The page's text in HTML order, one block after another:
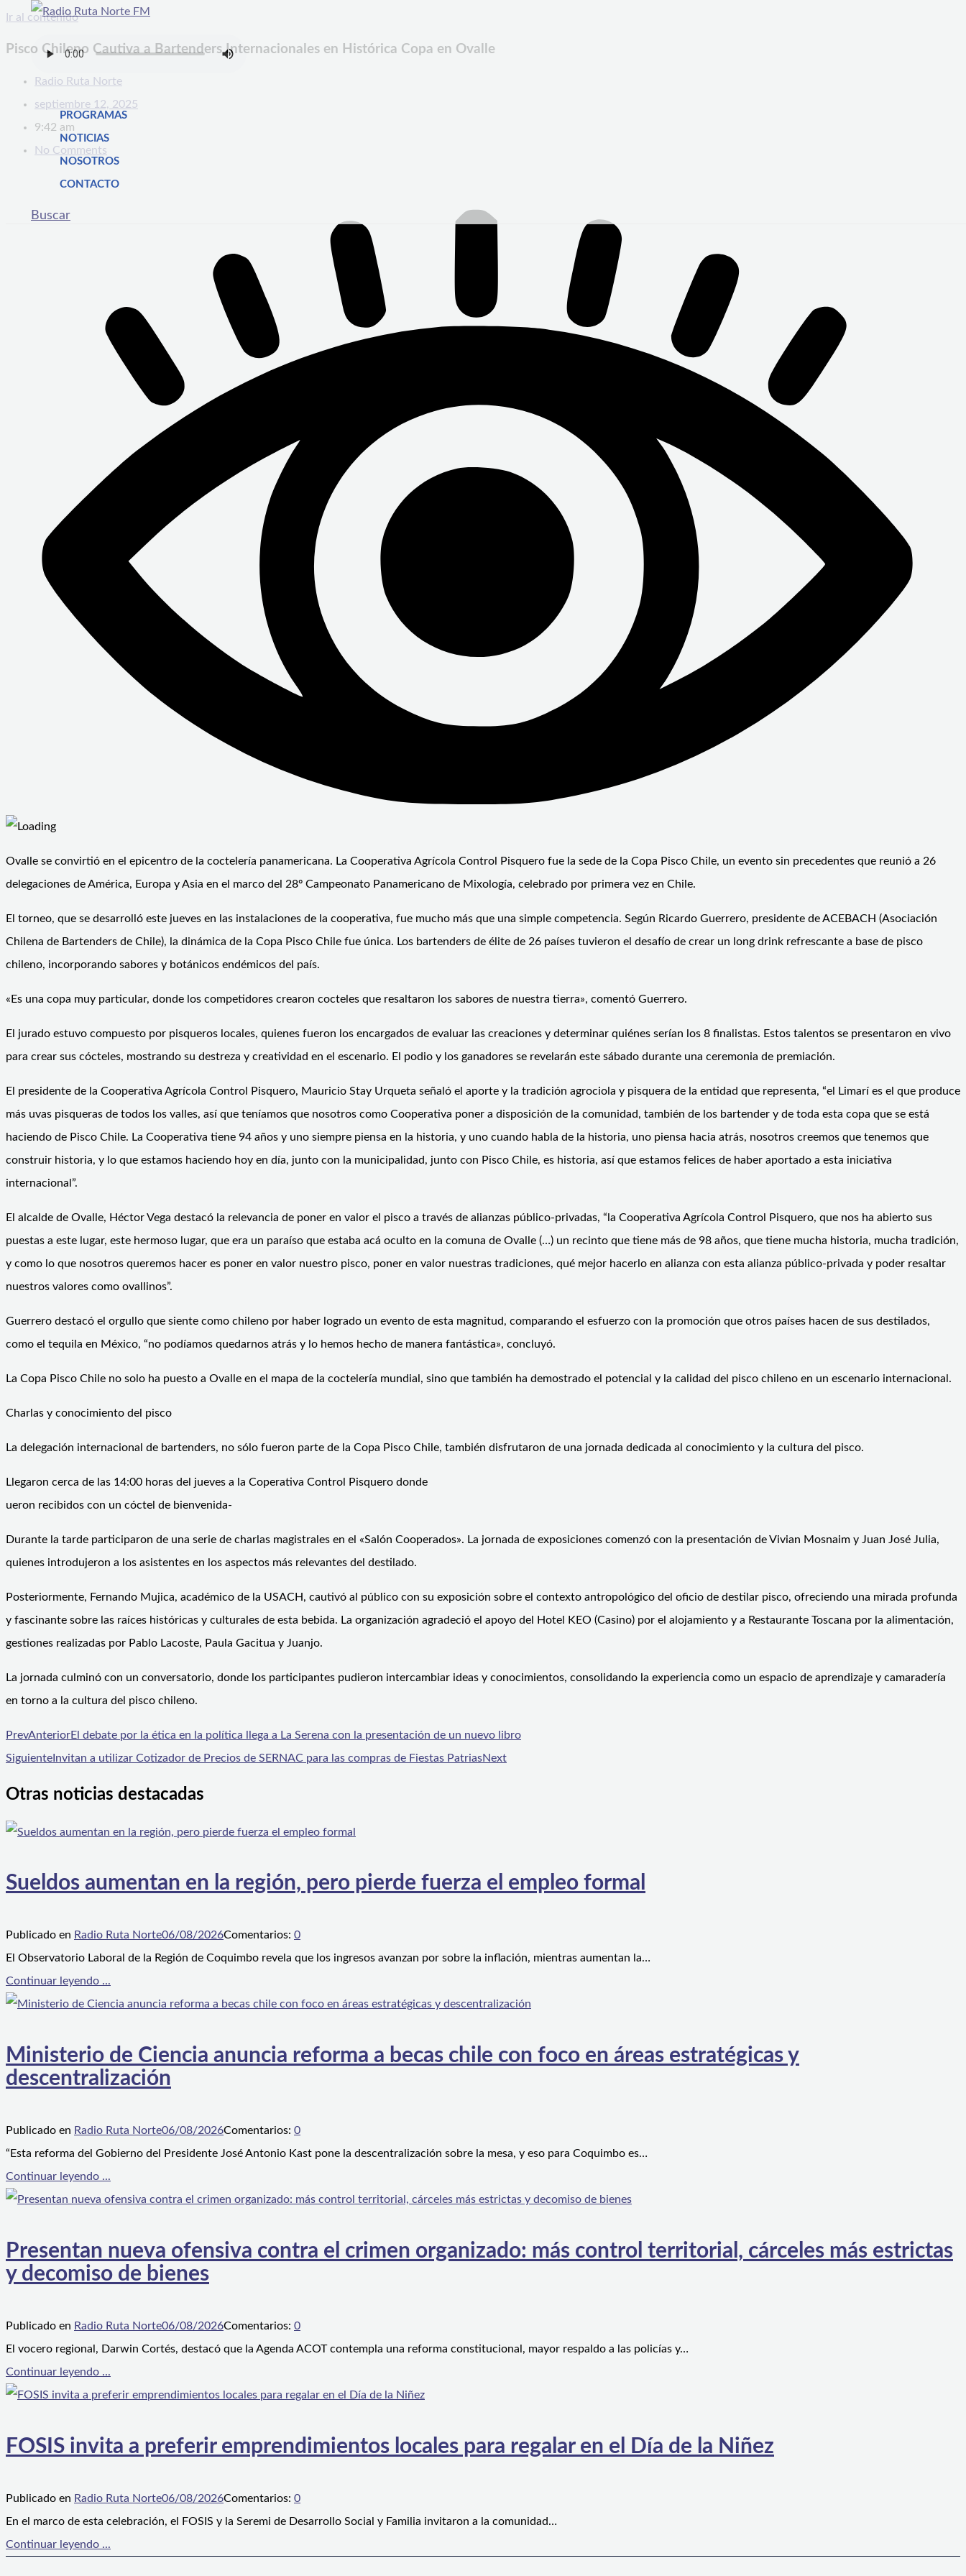
Ir al contenido
PROGRAMAS
NOTICIAS
NOSOTROS
CONTACTO
Buscar
Pisco Chileno Cautiva a Bartenders Internacionales en Histórica Copa en Ovalle
Radio Ruta Norte
septiembre 12, 2025
9:42 am
No Comments
Ovalle se convirtió en el epicentro de la coctelería panamericana. La Cooperativa Agrícola Control Pisquero fue la sede de la Copa Pisco Chile, un evento sin precedentes que reunió a 26
delegaciones de América, Europa y Asia en el marco del 28º Campeonato Panamericano de Mixología, celebrado por primera vez en Chile.
El torneo, que se desarrolló este jueves en las instalaciones de la cooperativa, fue mucho más que una simple competencia. Según Ricardo Guerrero, presidente de ACEBACH (Asociación
Chilena de Bartenders de Chile), la dinámica de la Copa Pisco Chile fue única. Los bartenders de élite de 26 países tuvieron el desafío de crear un long drink refrescante a base de pisco
chileno, incorporando sabores y botánicos endémicos del país.
«Es una copa muy particular, donde los competidores crearon cocteles que resaltaron los sabores de nuestra tierra», comentó Guerrero.
El jurado estuvo compuesto por pisqueros locales, quienes fueron los encargados de evaluar las creaciones y determinar quiénes serían los 8 finalistas. Estos talentos se presentaron en vivo
para crear sus cócteles, mostrando su destreza y creatividad en el escenario. El podio y los ganadores se revelarán este sábado durante una ceremonia de premiación.
El presidente de la Cooperativa Agrícola Control Pisquero, Mauricio Stay Urqueta señaló el aporte y la tradición agrociola y pisquera de la entidad que representa, “el Limarí es el que produce
más uvas pisqueras de todos los valles, así que teníamos que nosotros como Cooperativa poner a disposición de la comunidad, también de los bartender y de toda esta copa que se está
haciendo de Pisco Chile. La Cooperativa tiene 94 años y uno siempre piensa en la historia, y uno cuando habla de la historia, uno piensa hacia atrás, nosotros creemos que tenemos que
construir historia, y lo que estamos haciendo hoy en día, junto con la municipalidad, junto con Pisco Chile, es historia, así que estamos felices de haber aportado a esta iniciativa
internacional”.
El alcalde de Ovalle, Héctor Vega destacó la relevancia de poner en valor el pisco a través de alianzas público-privadas, “ la Cooperativa Agrícola Control Pisquero, que nos ha abierto sus
puestas a este lugar, este hermoso lugar, que era un paraíso que estaba acá oculto en la comuna de Ovalle (…) un recinto que tiene más de 98 años, que tiene mucha historia, mucha tradición,
y como lo que nosotros queremos hacer es poner en valor nuestro pisco, poner en valor nuestras tradiciones, qué mejor hacerlo en alianza con esta alianza público-privada y poder resaltar
nuestros valores como ova llinos”.
Guerrero destacó el orgullo que siente como chileno por haber logrado un evento de esta magnitud, comparando el esfuerzo con la promoción que otros países hacen de sus destilados,
como el tequila en México, “no podíamos quedarnos atrás y lo hemos hecho de manera fantástica», concluyó.
La Copa Pisco Chile no solo ha puesto a Ovalle en el mapa de la coctelería mundial, sino que también ha demostrado el potencial y la calidad del pisco chileno en un escenario internacional.
Charlas y conocimiento del pisco
La delegación internacional de bartenders, no sólo fueron parte de la Copa Pisco Chile, también disfrutaron de una jornada dedicada al conocimiento y la cultura del pisco.
Llegaron cerca de las 14:00 horas del jueves a la Coperativa Control Pisquero donde
ueron recibidos con un cóctel de bienvenida-
Durante la tarde participaron de una serie de charlas magistrales en el «Salón Cooperados». La jornada de exposiciones comenzó con la presentación de Vivian Mosnaim y Juan José Julia,
quienes introdujeron a los asistentes en los aspectos más relevantes del destilado.
Posteriormente, Fernando Mujica, académico de la USACH, cautivó al público con su exposición sobre el contexto antropológico del oficio de destilar pisco, ofreciendo una mirada profunda
y fascinante sobre las raíces históricas y culturales de esta bebida. La organización agradeció el apoyo del Hotel KEO (Casino) por el alojamiento y a Restaurante Toscana por la alimentación,
gestiones realizadas por Pablo Lacoste, Paula Gacitua y Juanjo.
La jornada culminó con un conversatorio, donde los participantes pudieron intercambiar ideas y conocimientos, consolidando la experiencia como un espacio de aprendizaje y camaradería
en torno a la cultura del pisco chileno.
PrevAnteriorEl debate por la ética en la política llega a La Serena con la presentación de un nuevo libro
Siguiente Invitan a utilizar Cotizador de Precios de SERNAC para las compras de Fiestas PatriasNext
Otras noticias destacadas
Sueldos aumentan en la región, pero pierde fuerza el empleo formal
Publicado en Radio Ruta Norte06/08/2026Comentarios: 0
El Observatorio Laboral de la Región de Coquimbo revela que los ingresos avanzan por sobre la inflación, mientras aumentan la…
Continuar leyendo ...
Ministerio de Ciencia anuncia reforma a becas chile con foco en áreas estratégicas y
descentralización
Publicado en Radio Ruta Norte06/08/2026Comentarios: 0
“Esta reforma del Gobierno del Presidente José Antonio Kast pone la descentralización sobre la mesa, y eso para Coquimbo es…
Continuar leyendo ...
Presentan nueva ofensiva contra el crimen organizado: más control territorial, cárceles más estrictas
y decomiso de bienes
Publicado en Radio Ruta Norte06/08/2026Comentarios: 0
El vocero regional, Darwin Cortés, destacó que la Agenda ACOT contempla una reforma constitucional, mayor respaldo a las policías y…
Continuar leyendo ...
FOSIS invita a preferir emprendimientos locales para regalar en el Día de la Niñez
Publicado en Radio Ruta Norte06/08/2026Comentarios: 0
En el marco de esta celebración, el FOSIS y la Seremi de Desarrollo Social y Familia invitaron a la comunidad…
Continuar leyendo ...